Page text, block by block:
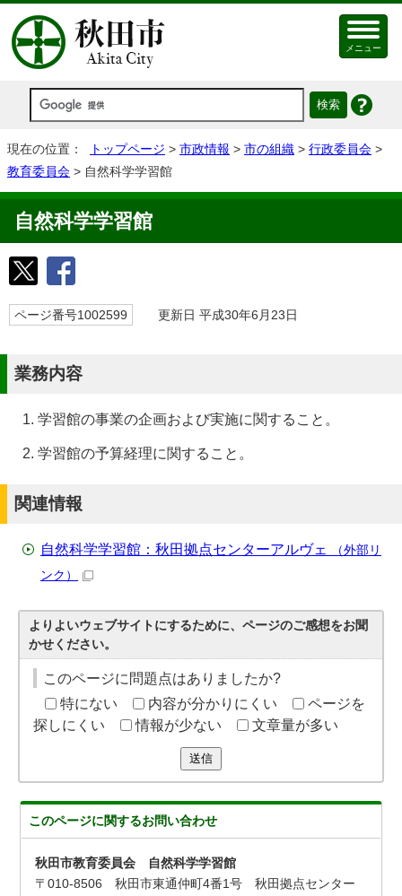
メニュー
現在の位置： トップページ > 市政情報 > 市の組織 > 行政委員会 >
教育委員会 > 自然科学学習館
自然科学学習館
ページ番号1002599 更新日 平成30年6月23日
業務内容
学習館の事業の企画および実施に関すること。
学習館の予算経理に関すること。
関連情報
自然科学学習館：秋田拠点センターアルヴェ
（外部リ
ンク）
よりよいウェブサイトにするために、ページのご感想をお聞
かせください。
このページに問題点はありましたか?
特にない
内容が分かりにくい
ページを
探しにくい
情報が少ない 文章量が多い
送信
このページに関するお問い合わせ
秋田市教育委員会 自然科学学習館
〒010-8506 秋田市東通仲町4番1号 秋田拠点センター